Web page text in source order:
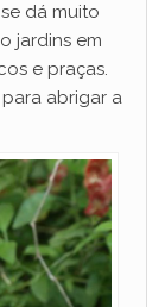
dá muito
jardins em
e praças.
abrigar a